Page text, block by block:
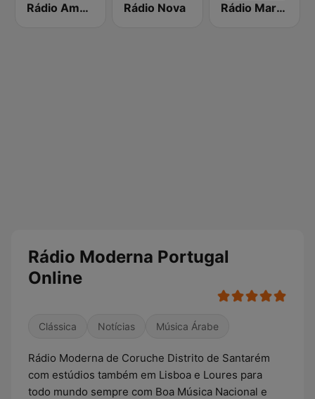
Rádio Amor Portugal Rádio Nova Rádio Marginal
Rádio Moderna Portugal
Online
Clássica Notícias Música Árabe
Rádio Moderna de Coruche Distrito de Santarém
com estúdios também em Lisboa e Loures para
todo mundo sempre com Boa Música Nacional e